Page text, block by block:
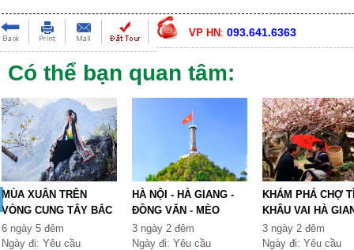
VP HN : 093.641.6363
Có thể bạn quan tâm:
MÙA XUÂN TRÊN
VÒNG CUNG TÂY BẮC
TỔ QUỐ...
6 ngày 5 đêm
Ngày đi: Yêu cầu
HÀ NỘI - HÀ GIANG -
ĐỒNG VĂN - MÈO
VẠC...
3 ngày 2 đêm
Ngày đi: Yêu cầu
KHÁM PHÁ CHỢ
KHÂU VAI HÀ
3 ngày 2 đêm
Ngày đi: Yêu cầu